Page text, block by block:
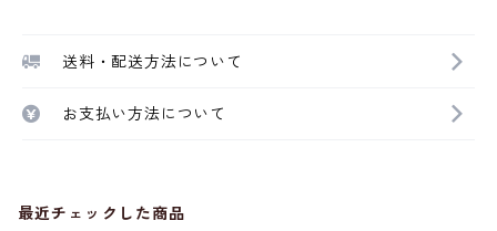
送料・配送方法について
お支払い方法について
最近チェックした商品